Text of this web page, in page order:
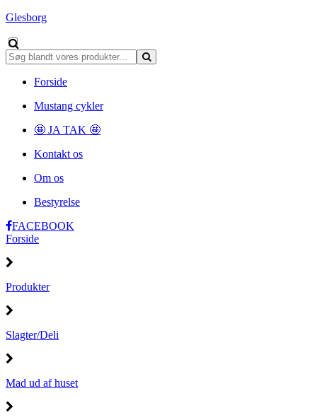
Glesborg
Forside
Mustang cykler
🤩 JA TAK 🤩
Kontakt os
Om os
Bestyrelse
FACEBOOK
Forside
Produkter
Slagter/Deli
Mad ud af huset